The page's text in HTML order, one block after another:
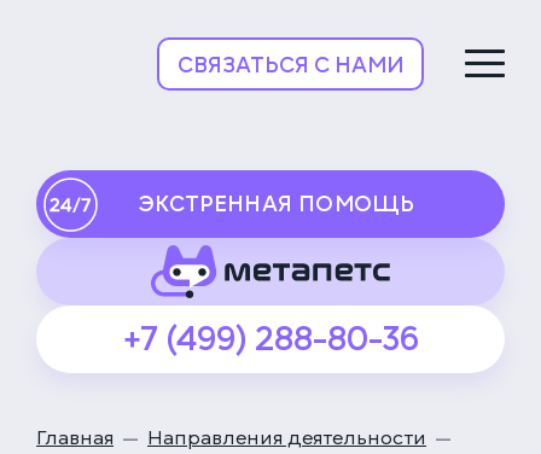
СВЯЗАТЬСЯ С НАМИ
ЭКСТРЕННАЯ ПОМОЩЬ
+7 (499) 288-80-36
Главная
Направления деятельности